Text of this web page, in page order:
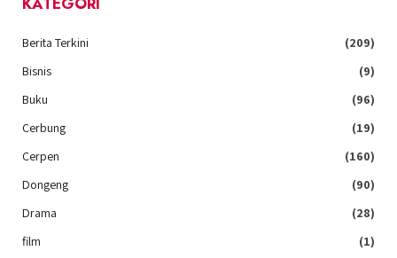
Berita Terkini
(209)
Bisnis
(9)
Buku
(96)
Cerbung
(19)
Cerpen
(160)
Dongeng
(90)
Drama
(28)
film
(1)